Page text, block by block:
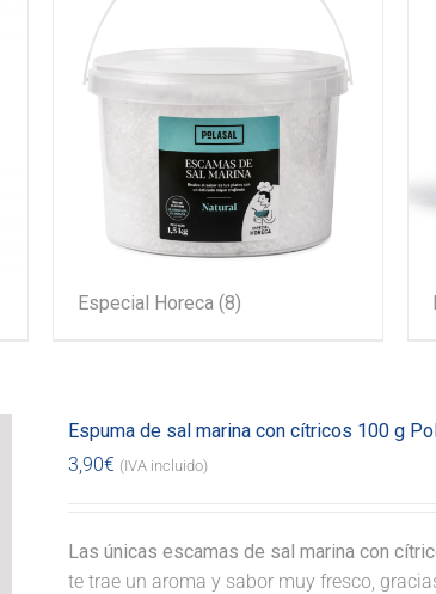
Especial Horeca (8)
Espuma de sal marina con cítricos 100 g
3,90€ (IVA incluido)
Las únicas escamas de sal marina con
te trae un aroma y sabor muy fresco,